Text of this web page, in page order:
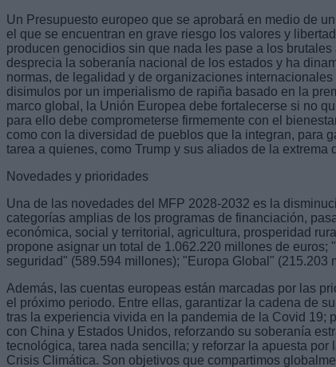
Un Presupuesto europeo que se aprobará en medio de
el que se encuentran en grave riesgo los valores y
producen genocidios sin que nada les pase a los
desprecia la soberanía nacional de los estados y ha
normas, de legalidad y de organizaciones
disimulos por un imperialismo de rapiña basado en la
marco global, la Unión Europea debe fortalecerse si no
para ello debe comprometerse firmemente con el
como con la diversidad de pueblos que la integran, para
tarea a quienes, como Trump y sus aliados de la extrema
Novedades y prioridades
Una de las novedades del MFP 2028-2032 es la
categorías amplias de los programas de financiación,
económica, social y territorial, agricultura, prosperidad
propone asignar un total de 1.062.220 millones de euros;
seguridad" (589.594 millones); "Europa Global" (215.203
Además, las cuentas europeas están marcadas por las
el próximo periodo. Entre ellas, garantizar la cadena de
tras la experiencia vivida en la pandemia de la Covid 19;
con China y Estados Unidos, reforzando su soberanía
tecnológica, tarea nada sencilla; y reforzar la apuesta por
Crisis Climática. Son objetivos que compartimos